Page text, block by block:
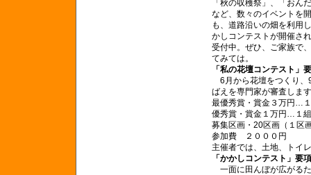
「秋の収穫祭」、「おん
など、数々のイベントを
も、道路沿いの畑を利用
かしコンテストが開催さ
受付中。ぜひ、ご家族で
てみては。
「私の花壇コンテスト」
6月から花壇をつくり、
ばえを専門家が審査しま
最優秀賞・賞金３万円…
優秀賞・賞金１万円…１
募集区画・20区画（１区
参加費 ２０００円
主催者では、土地、トイ
「かかしコンテスト」要項
一面に田んぼが広がる